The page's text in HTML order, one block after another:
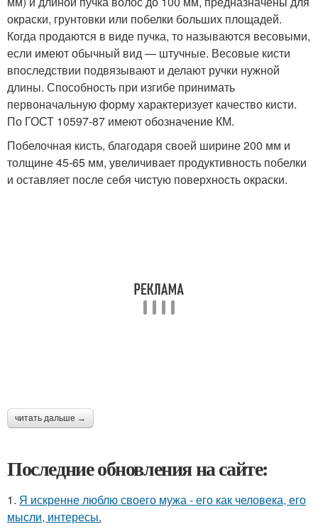
окраски, грунтовки или побелки больших площадей.
Когда продаются в виде пучка, то называются весовыми,
если имеют обычный вид — штучные. Весовые кисти
впоследствии подвязывают и делают ручки нужной
длины. Способность при изгибе принимать
первоначальную форму характеризует качество кисти.
По ГОСТ 10597-87 имеют обозначение КМ.
Побелочная кисть, благодаря своей ширине 200 мм и
толщине 45-65 мм, увеличивает продуктивность побелки
и оставляет после себя чистую поверхность окраски.
читать дальше →
Последние обновления на сайте:
1. Я искренне люблю своего мужа - его как человека, его
мысли, интересы.